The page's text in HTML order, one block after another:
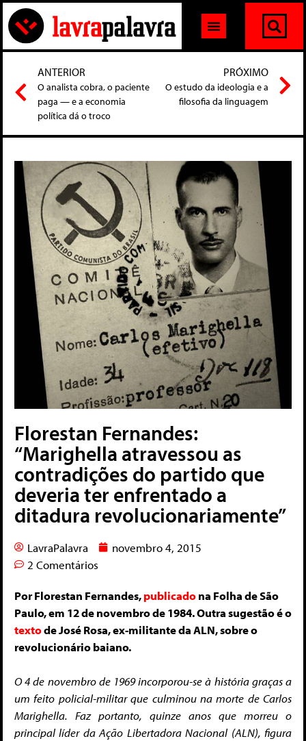
ANTERIOR
O analista cobra, o paciente
paga — e a economia
política dá o troco
PRÓXIMO
O estudo da ideologia e a
filosofia da linguagem
Florestan Fernandes:
“Marighella atravessou as
contradições do partido que
deveria ter enfrentado a
ditadura revolucionariamente”
LavraPalavra
novembro 4, 2015
2 Comentários
Por Florestan Fernandes,publicadona Folha de São
Paulo, em 12 de novembro de 1984. Outra sugestão é o
textode José Rosa, ex-militante da ALN, sobre o
revolucionário baiano.
O 4 de novembro de 1969 incorporou-se à história graças a
um feito policial-militar que culminou na morte de Carlos
Marighella. Faz portanto, quinze anos que morreu o
principal líder da Ação Libertadora Nacional (ALN), figura